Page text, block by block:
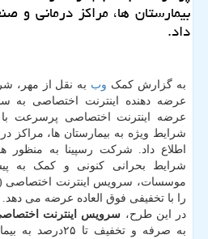
بیمارستان ها، مراكز درمانی و
داد.
به گزارش کمک وب به نقل از مهر،
عرضه دهنده اینترنت اختصاصی به
عرضه اینترنت اختصاصی پرسرعت
شرایط ویژه به بیمارستان ها، مراکز
اطلاع داد. شرکت رسپینا به منظور
شرایط بحرانی کنونی و کمک به
موسسات، سرویس اینترنت اختصاصی
را با تخفیفی فوق العاده عرضه می دهد.
در این طرح، سرویس اینترنت
به صرفه و تخفیف تا
۲۵درصد به